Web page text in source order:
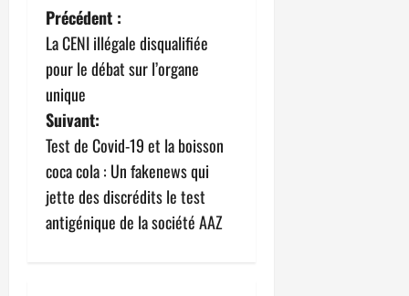
N
a
v
i
g
a
Précédent :
La CENI illégale disqualifiée
pour le débat sur l’organe
unique
Suivant:
Test de Covid-19 et la boisson
coca cola : Un fakenews qui
jette des discrédits le test
antigénique de la société AAZ